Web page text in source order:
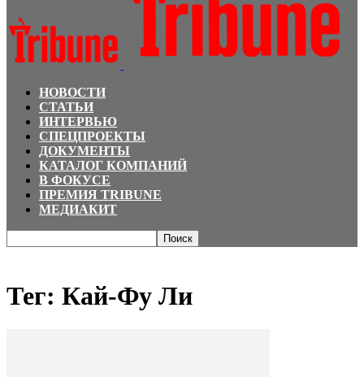
НОВОСТИ
СТАТЬИ
ИНТЕРВЬЮ
СПЕЦПРОЕКТЫ
ДОКУМЕНТЫ
КАТАЛОГ КОМПАНИЙ
В ФОКУСЕ
ПРЕМИЯ TRIBUNE
МЕДИАКИТ
Тег: Кай-Фу Ли